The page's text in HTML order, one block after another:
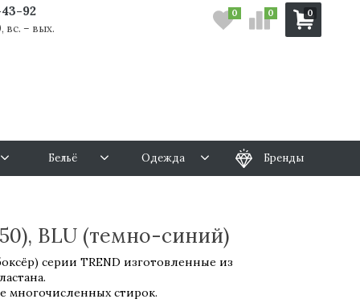
43-92
вс. – вых.
0
0 0
Бельё Одежда Бренды
BLU (темно-синий)
серии TREND изготовленные из
многочисленных стирок.